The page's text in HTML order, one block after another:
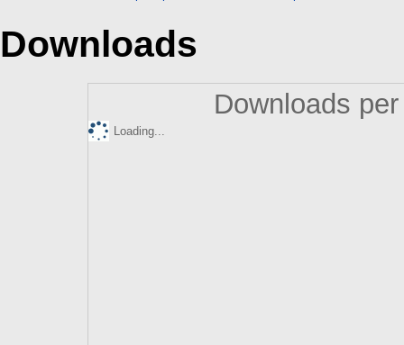
Downloads
Downloads
Loading...